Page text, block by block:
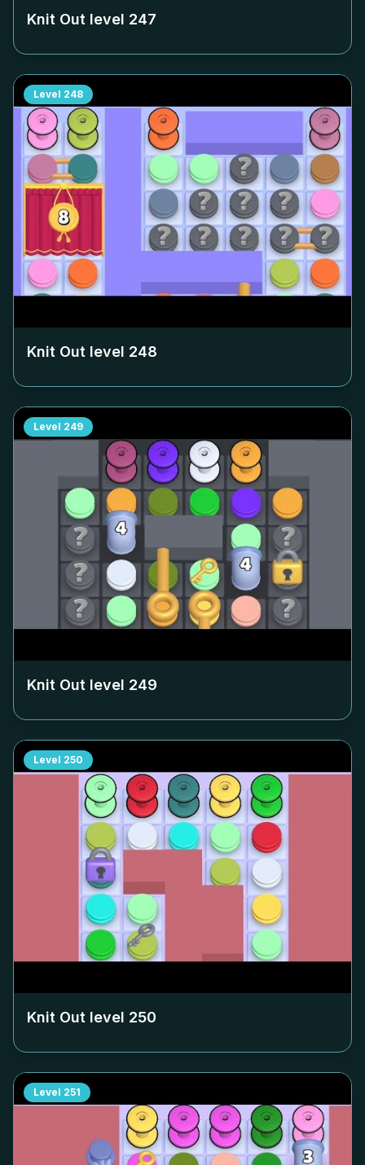
Knit Out level 247
Level 248
Knit Out level 248
Level 249
Knit Out level 249
Level 250
Knit Out level 250
Level 251